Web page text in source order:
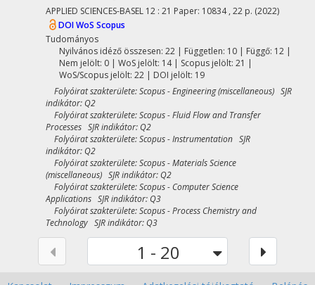
APPLIED SCIENCES-BASEL 12 : 21 Paper: 10834 , 22 p. (2022)
DOIWoS Scopus
Tudományos
Nyilvános idéző összesen: 22| Független: 10 | Függő: 12 |
Nem jelölt: 0 | WoS jelölt: 14 | Scopus jelölt: 21 |
WoS/Scopus jelölt: 22 | DOI jelölt: 19
Folyóirat szakterülete: Scopus - Engineering (miscellaneous) SJR
indikátor: Q2
Folyóirat szakterülete: Scopus - Fluid Flow and Transfer
Processes SJR indikátor: Q2
Folyóirat szakterülete: Scopus - Instrumentation SJR
indikátor: Q2
Folyóirat szakterülete: Scopus - Materials Science
(miscellaneous) SJR indikátor: Q2
Folyóirat szakterülete: Scopus - Computer Science
Applications SJR indikátor: Q3
Folyóirat szakterülete: Scopus - Process Chemistry and
Technology SJR indikátor: Q3
1 - 20